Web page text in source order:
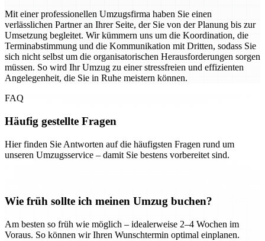
Mit einer professionellen Umzugsfirma haben Sie einen
verlässlichen Partner an Ihrer Seite, der Sie von der Planung bis zur
Umsetzung begleitet. Wir kümmern uns um die Koordination, die
Terminabstimmung und die Kommunikation mit Dritten, sodass Sie
sich nicht selbst um die organisatorischen Herausforderungen sorgen
müssen. So wird Ihr Umzug zu einer stressfreien und effizienten
Angelegenheit, die Sie in Ruhe meistern können.
FAQ
Häufig gestellte Fragen
Hier finden Sie Antworten auf die häufigsten Fragen rund um
unseren Umzugsservice – damit Sie bestens vorbereitet sind.
Wie früh sollte ich meinen Umzug buchen?
Am besten so früh wie möglich – idealerweise 2–4 Wochen im
Voraus. So können wir Ihren Wunschtermin optimal einplanen.